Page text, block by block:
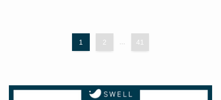
1 2 41